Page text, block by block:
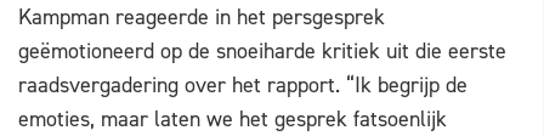
Kampman reageerde in het persgesprek
geëmotioneerd op de snoeiharde kritiek uit die eerste
raadsvergadering over het rapport. “Ik begrijp de
emoties, maar laten we het gesprek fatsoenlijk